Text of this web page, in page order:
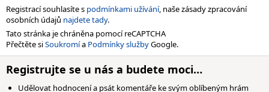
Registrací souhlasíte s podmínkami užívání, naše zásady zpracování
osobních údajů najdete tady.
Tato stránka je chráněna pomocí reCAPTCHA
Přečtěte siSoukromía Podmínky službyGoogle.
Registrujte se u nás a budete moci…
Udělovat hodnocení a psát komentáře ke svým oblíbeným hrám